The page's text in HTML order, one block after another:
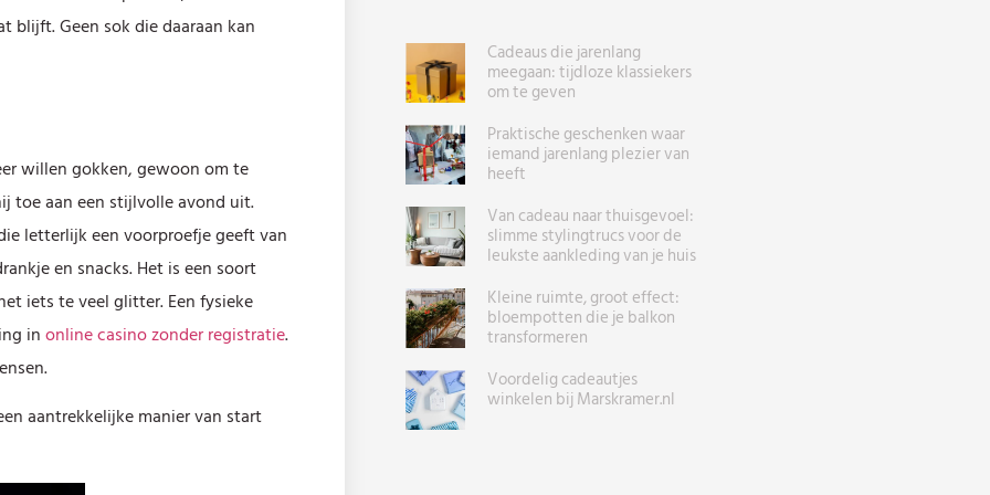
blijft. Geen sok die daaraan kan
willen gokken, gewoon om te
toe aan een stijlvolle avond uit.
letterlijk een voorproefje geeft van
en snacks. Het is een soort
iets te veel glitter. Een fysieke
inonline casino zonder registratie.
aantrekkelijke manier van start
Cadeaus die jarenlang
meegaan: tijdloze klassiekers
om te geven
Praktische geschenken waar
iemand jarenlang plezier van
heeft
Van cadeau naar thuisgevoel:
slimme stylingtrucs voor de
leukste aankleding van je huis
Kleine ruimte, groot effect:
bloempotten die je balkon
transformeren
Voordelig cadeautjes
winkelen bij Marskramer.nl